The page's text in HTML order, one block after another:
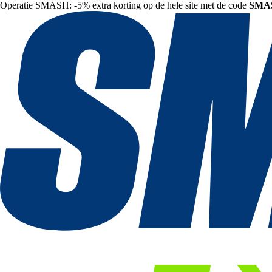
Operatie SMASH: -5% extra korting op de hele site met de code